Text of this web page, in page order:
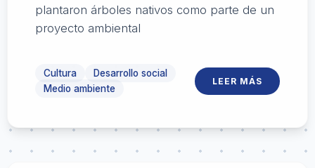
plantaron árboles nativos como parte de un
proyecto ambiental
Cultura
Desarrollo social
Medio ambiente
LEER MÁS